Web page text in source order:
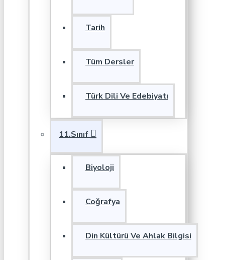
Tarih
Tüm Dersler
Türk Dili Ve Edebiyatı
11.Sınıf
Biyoloji
Coğrafya
Din Kültürü Ve Ahlak Bilgisi